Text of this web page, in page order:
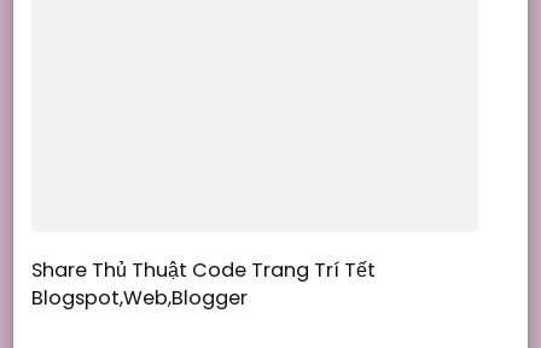
Share Thủ Thuật Code Trang Trí Tết
Blogspot,Web,Blogger